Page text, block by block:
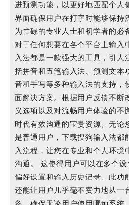
进预测功能，以更好地匹配个人
界面确保用户在打字时能够保持
为忙碌的专业人士和初学者的必
对于任何想要在各个平台上输入
入法都是一款强大的工具，引人
括拼音和五笔输入法、预测文本
音和手写等多种输入法的支持，
面解决方案。根据用户反馈不断
义选项以及对流畅用户体验的不
时代有效沟通的宝贵资源。无论
是普通用户，下载搜狗输入法都
入流程，让您在专业和个人环境
沟通。 这使得用户可以在多个设
偏好设置和输入历史记录。此功
还能让用户几乎毫不费力地从一
备，确保无论用户使用哪种系统